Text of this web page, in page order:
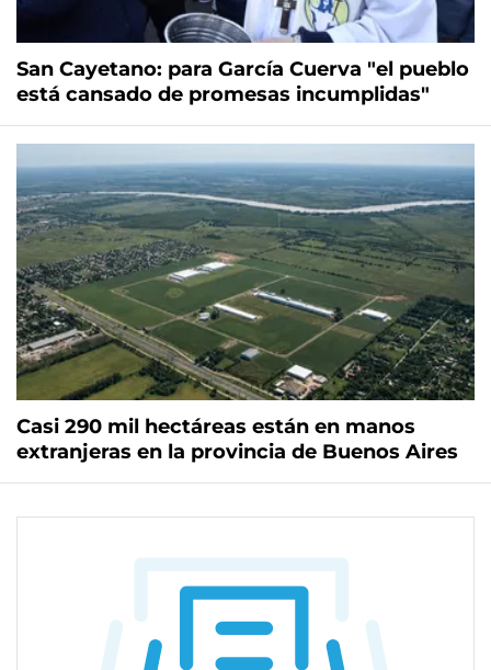
San Cayetano: para García Cuerva "el pueblo
está cansado de promesas incumplidas"
Casi 290 mil hectáreas están en manos
extranjeras en la provincia de Buenos Aires